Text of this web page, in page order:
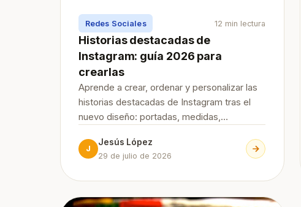
Redes Sociales 12 min lectura
Historias destacadas de
Instagram: guía 2026 para
crearlas
Aprende a crear, ordenar y personalizar las
historias destacadas de Instagram tras el
nuevo diseño: portadas, medidas,
J
Jesús López
29 de julio de 2026